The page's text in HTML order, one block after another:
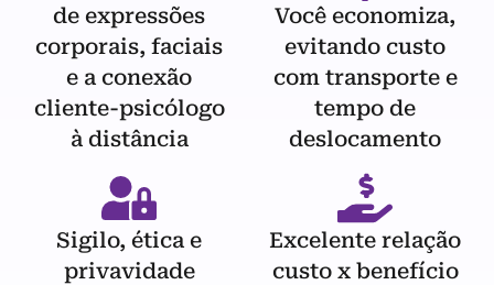
de expressões
corporais, faciais
e a conexão
cliente-psicólogo
à distância
Sigilo, ética e
privavidade
Você economiza,
evitando custo
com transporte e
tempo de
deslocamento
Excelente relação
custo x benefício